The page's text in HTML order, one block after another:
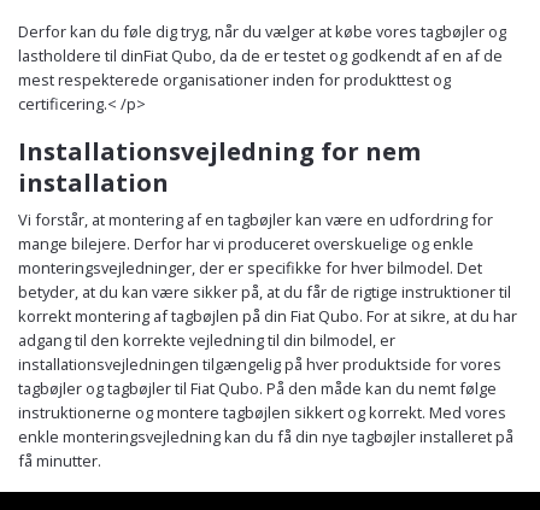
Derfor kan du føle dig tryg, når du vælger at købe vores tagbøjler og
lastholdere til dinFiat Qubo, da de er testet og godkendt af en af de
mest respekterede organisationer inden for produkttest og
certificering.< /p>
Installationsvejledning for nem
installation
Vi forstår, at montering af en tagbøjler kan være en udfordring for
mange bilejere. Derfor har vi produceret overskuelige og enkle
monteringsvejledninger, der er specifikke for hver bilmodel. Det
betyder, at du kan være sikker på, at du får de rigtige instruktioner til
korrekt montering af tagbøjlen på din Fiat Qubo. For at sikre, at du har
adgang til den korrekte vejledning til din bilmodel, er
installationsvejledningen tilgængelig på hver produktside for vores
tagbøjler og tagbøjler til Fiat Qubo. På den måde kan du nemt følge
instruktionerne og montere tagbøjlen sikkert og korrekt. Med vores
enkle monteringsvejledning kan du få din nye tagbøjler installeret på
få minutter.